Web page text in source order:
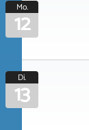
Mo.
12
Di.
13